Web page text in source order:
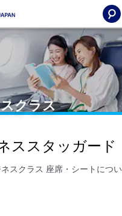
クラス
ススタッガード
スクラス 座席・シートにつ